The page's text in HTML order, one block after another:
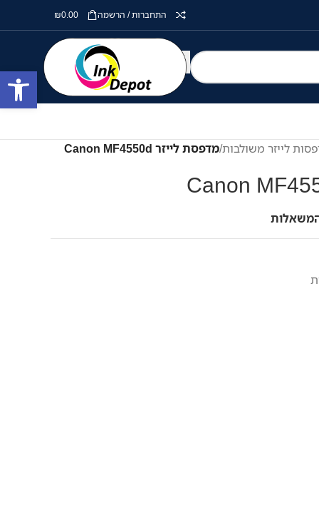
התחברות / הרשמה ₪0.00
לייזר משולבות/מדפסת לייזר Canon MF4550d
פתח